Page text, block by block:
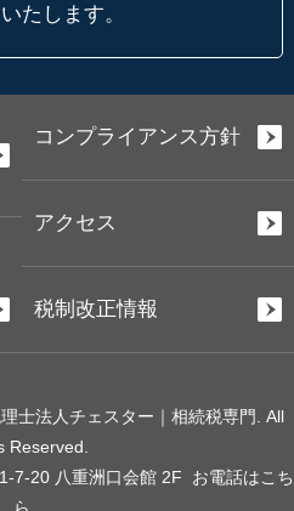
たします。
コンプライアンス方針
アクセス
税制改正情報
士法人チェスター｜相続税専門. All
Reserved.
7-20 八重洲口会館 2F お電話はこち
ら